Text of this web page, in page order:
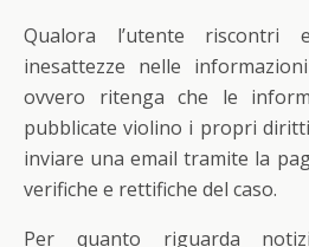
Qualora l’utente riscontri
inesattezze nelle
ovvero ritenga che le
pubblicate violino i propri
inviare una email tramite la
verifiche e rettifiche del caso.
Per quanto riguarda